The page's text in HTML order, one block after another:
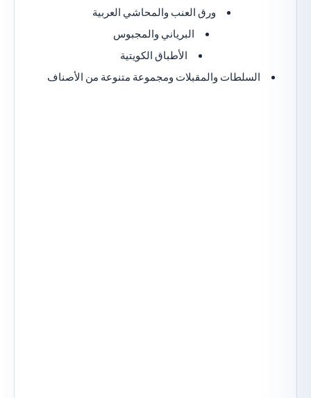
ورق العنب والمحاشي العربية
البرياني والمجبوس
الأطباق الكويتية
السلطات والمقبلات ومجموعة متنوعة من الأصناف